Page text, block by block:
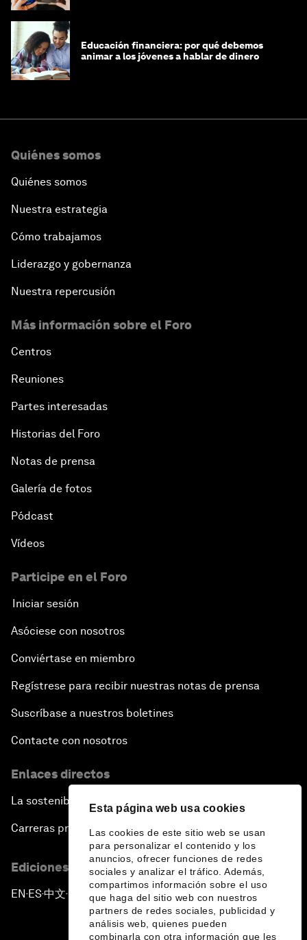
Esta página web usa cookies
Las cookies de este sitio web se usan
para personalizar el contenido y los
anuncios, ofrecer funciones de redes
sociales y analizar el tráfico. Además,
compartimos información sobre el uso
que haga del sitio web con nuestros
partners de redes sociales, publicidad y
análisis web, quienes pueden
combinarla con otra información que les
Educación financiera: por qué debemos
animar a los jóvenes a hablar de dinero
Quiénes somos
Quiénes somos
Nuestra estrategia
Cómo trabajamos
Liderazgo y gobernanza
Nuestra repercusión
Más información sobre el Foro
Centros
Reuniones
Partes interesadas
Historias del Foro
Notas de prensa
Galería de fotos
Pódcast
Vídeos
Participe en el Foro
Iniciar sesión
Asóciese con nosotros
Conviértase en miembro
Regístrese para recibir nuestras notas de prensa
Suscríbase a nuestros boletines
Contacte con nosotros
Enlaces directos
La sostenibilidad en el Foro
Carreras profesionales
Ediciones en otros idiomas
EN ▪ES▪中文▪ 日本語